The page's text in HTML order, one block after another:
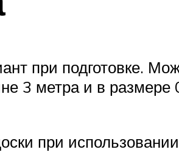
при подготовке.
3 метра и в размере
при